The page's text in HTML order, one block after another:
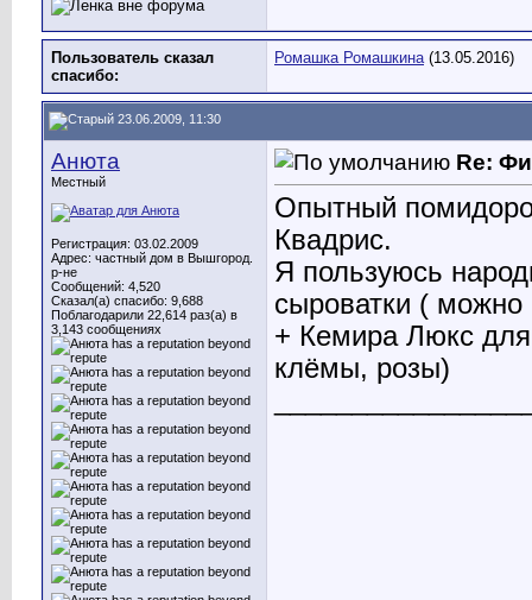
Пользователь сказал
cпасибо:
Ромашка Ромашкина(13.05.2016)
23.06.2009, 11:30
Анюта
Местный
Регистрация: 03.02.2009
Адрес: частный дом в Вышгород.
р-не
Сообщений: 4,520
Сказал(а) спасибо: 9,688
Поблагодарили 22,614 раз(а) в
3,143 сообщениях
Re:
Опытный
Квадрис.
Я пользуюсь
сыроватки ( можно
+ Кемира Люкс
клёмы, розы)